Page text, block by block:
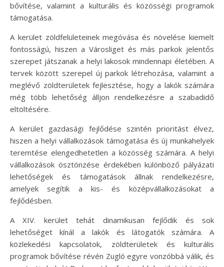
bővítése, valamint a kulturális és közösségi programok
támogatása.
A kerület zöldfelületeinek megóvása és növelése kiemelt
fontosságú, hiszen a Városliget és más parkok jelentős
szerepet játszanak a helyi lakosok mindennapi életében. A
tervek között szerepel új parkok létrehozása, valamint a
meglévő zöldterületek fejlesztése, hogy a lakók számára
még több lehetőség álljon rendelkezésre a szabadidő
eltöltésére.
A kerület gazdasági fejlődése szintén prioritást élvez,
hiszen a helyi vállalkozások támogatása és új munkahelyek
teremtése elengedhetetlen a közösség számára. A helyi
vállalkozások ösztönzése érdekében különböző pályázati
lehetőségek és támogatások állnak rendelkezésre,
amelyek segítik a kis- és középvállalkozásokat a
fejlődésben.
A XIV. kerület tehát dinamikusan fejlődik és sok
lehetőséget kínál a lakók és látogatók számára. A
közlekedési kapcsolatok, zöldterületek és kulturális
programok bővítése révén Zugló egyre vonzóbbá válik, és